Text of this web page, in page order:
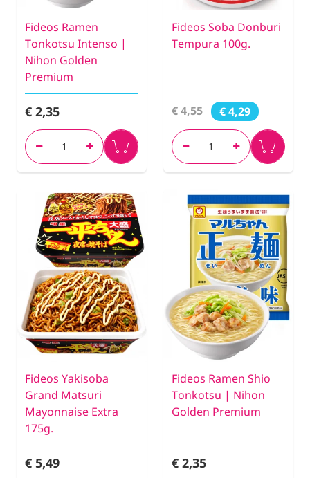
Fideos Ramen
Tonkotsu Intenso |
Nihon Golden
Premium
€ 2,35
Fideos Soba Donburi
Tempura 100g.
€ 4,55 € 4,29
Fideos Yakisoba
Grand Matsuri
Mayonnaise Extra
175g.
€ 5,49
Fideos Ramen Shio
Tonkotsu | Nihon
Golden Premium
€ 2,35